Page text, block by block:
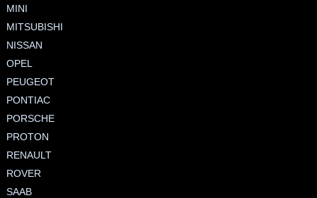
MINI
MITSUBISHI
NISSAN
OPEL
PEUGEOT
PONTIAC
PORSCHE
PROTON
RENAULT
ROVER
SAAB